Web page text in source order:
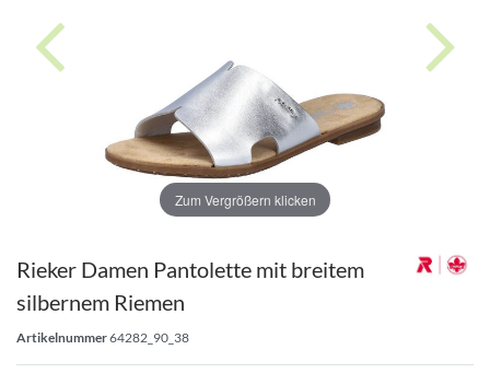
Zum Vergrößern klicken
Rieker Damen Pantolette mit breitem
silbernem Riemen
Artikelnummer64282_90_38